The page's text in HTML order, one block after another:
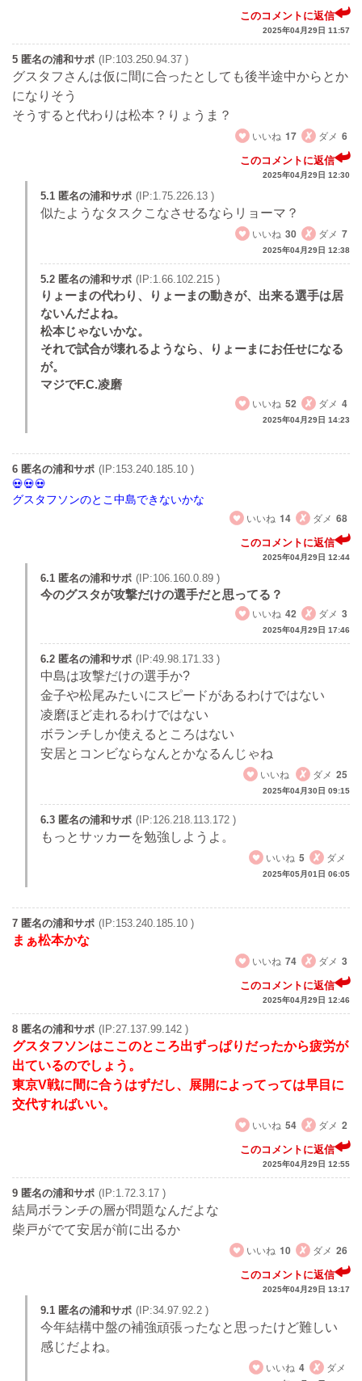
このコメントに返信
2025年04月29日 11:57
5 匿名の浦和サポ (IP:103.250.94.37 )
グスタフさんは仮に間に合ったとしても後半途中からとか
になりそう
そうすると代わりは松本？りょうま？
いいね 17 ダメ 6
このコメントに返信
2025年04月29日 12:30
5.1 匿名の浦和サポ (IP:1.75.226.13 )
似たようなタスクこなさせるならリョーマ？
いいね 30 ダメ 7
2025年04月29日 12:38
5.2 匿名の浦和サポ (IP:1.66.102.215 )
りょーまの代わり、りょーまの動きが、出来る選手は居
ないんだよね。
松本じゃないかな。
それで試合が壊れるようなら、りょーまにお任せになる
が。
マジでF.C.凌磨
いいね 52 ダメ 4
2025年04月29日 14:23
6 匿名の浦和サポ (IP:153.240.185.10 )
グスタフソンのとこ中島できないかな
いいね 14 ダメ 68
このコメントに返信
2025年04月29日 12:44
6.1 匿名の浦和サポ (IP:106.160.0.89 )
今のグスタが攻撃だけの選手だと思ってる？
いいね 42 ダメ 3
2025年04月29日 17:46
6.2 匿名の浦和サポ (IP:49.98.171.33 )
中島は攻撃だけの選手か?
金子や松尾みたいにスピードがあるわけではない
凌磨ほど走れるわけではない
ボランチしか使えるところはない
安居とコンビならなんとかなるんじゃね
いいね
ダメ 25
2025年04月30日 09:15
6.3 匿名の浦和サポ (IP:126.218.113.172 )
もっとサッカーを勉強しようよ。
いいね 5 ダメ
2025年05月01日 06:05
7 匿名の浦和サポ (IP:153.240.185.10 )
まぁ松本かな
いいね 74 ダメ 3
このコメントに返信
2025年04月29日 12:46
8 匿名の浦和サポ (IP:27.137.99.142 )
グスタフソンはここのところ出ずっぱりだったから疲労が
出ているのでしょう。
東京V戦に間に合うはずだし、展開によってっては早目に
交代すればいい。
いいね 54 ダメ 2
このコメントに返信
2025年04月29日 12:55
9 匿名の浦和サポ (IP:1.72.3.17 )
結局ボランチの層が問題なんだよな
柴戸がでて安居が前に出るか
いいね 10 ダメ 26
このコメントに返信
2025年04月29日 13:17
9.1 匿名の浦和サポ (IP:34.97.92.2 )
今年結構中盤の補強頑張ったなと思ったけど難しい
感じだよね。
いいね 4 ダメ